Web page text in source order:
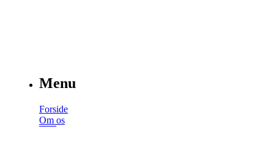
Menu
Forside
Om os